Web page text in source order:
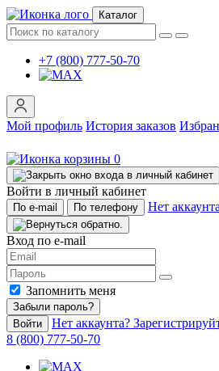
Каталог
+7 (800) 777-50-70
Мой профиль История заказов
0
Войти в личный кабинет
По e-mail По телефону Нет
Вход по e-mail
Запомнить меня
Забыли пароль?
Войти
Нет аккаунта?
8 (800) 777-50-70